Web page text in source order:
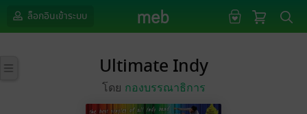
ล็อกอินเข้าระบบ
Ultimate Indy
โดย กองบรรณาธิการ